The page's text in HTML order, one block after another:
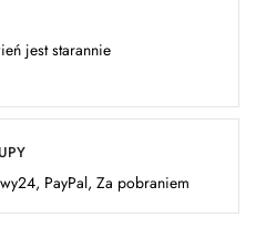
jest starannie
PayPal, Za pobraniem